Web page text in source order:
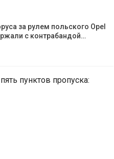
за рулем польского Opel
с контрабандой…
пунктов пропуска: